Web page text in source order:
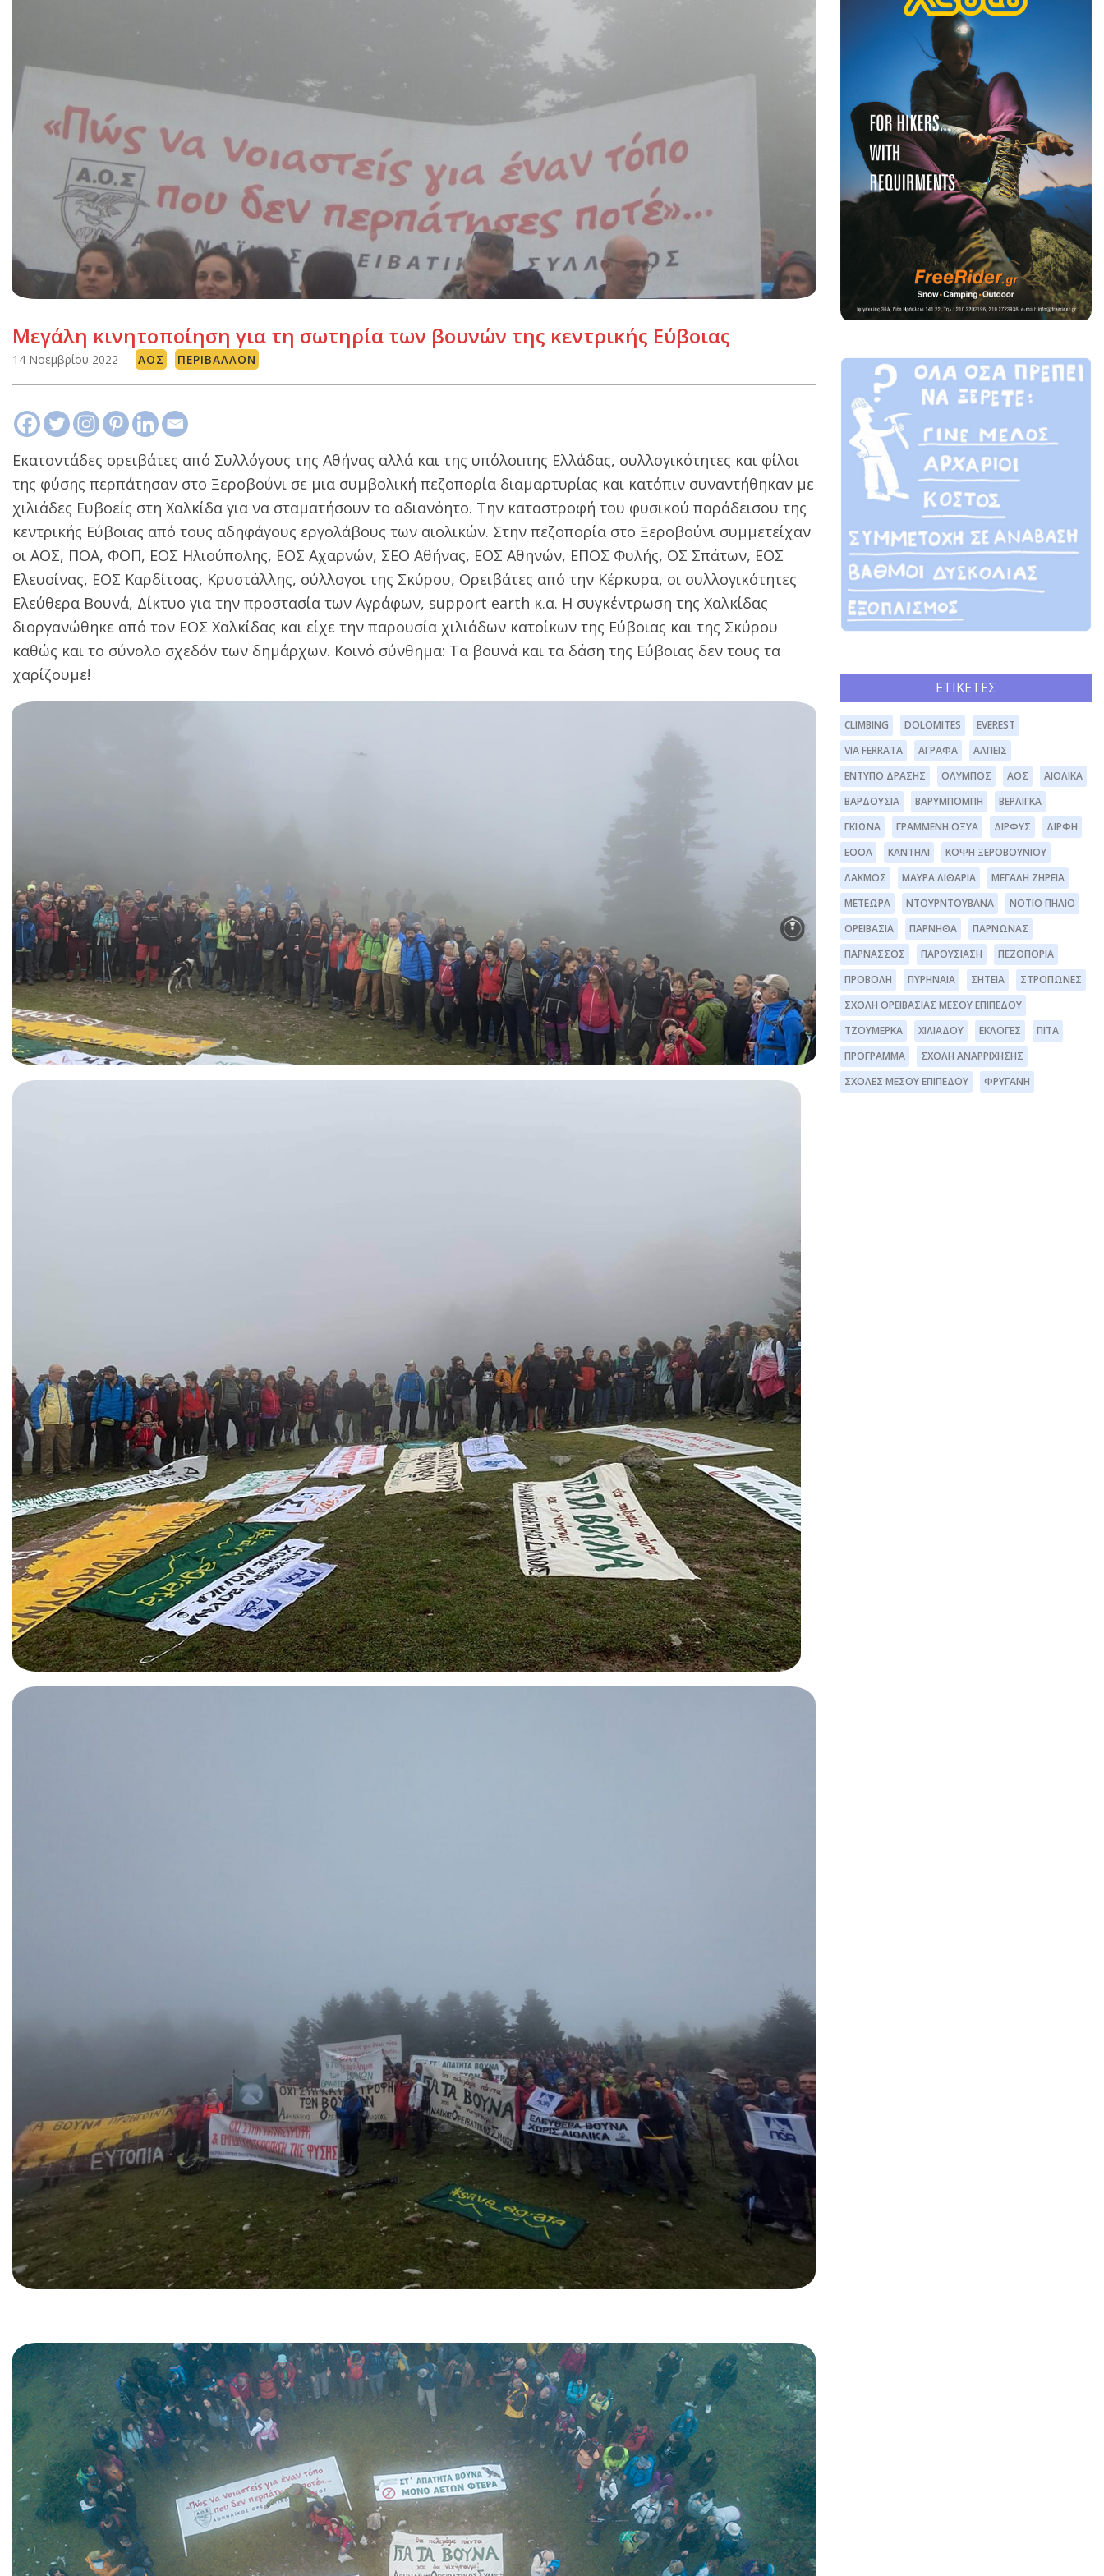
Μεγάλη κινητοποίηση για τη σωτηρία των βουνών της κεντρικής Εύβοιας
14 Νοεμβρίου 2022 ΑΟΣ ΠΕΡΙΒΆΛΛΟΝ
Εκατοντάδες ορειβάτες από Συλλόγους της Αθήνας αλλά και της υπόλοιπης Ελλάδας, συλλογικότητες και φίλοι
της φύσης περπάτησαν στο Ξεροβούνι σε μια συμβολική πεζοπορία διαμαρτυρίας και κατόπιν συναντήθηκαν με
χιλιάδες Ευβοείς στη Χαλκίδα για να σταματήσουν το αδιανόητο. Την καταστροφή του φυσικού παράδεισου της
κεντρικής Εύβοιας από τους αδηφάγους εργολάβους των αιολικών. Στην πεζοπορία στο Ξεροβούνι συμμετείχαν
οι ΑΟΣ, ΠΟΑ, ΦΟΠ, ΕΟΣ Ηλιούπολης, ΕΟΣ Αχαρνών, ΣΕΟ Αθήνας, ΕΟΣ Αθηνών, ΕΠΟΣ Φυλής, ΟΣ Σπάτων, ΕΟΣ
Ελευσίνας, ΕΟΣ Καρδίτσας, Κρυστάλλης, σύλλογοι της Σκύρου, Ορειβάτες από την Κέρκυρα, οι συλλογικότητες
Ελεύθερα Βουνά, Δίκτυο για την προστασία των Αγράφων, support earth κ.α. Η συγκέντρωση της Χαλκίδας
διοργανώθηκε από τον ΕΟΣ Χαλκίδας και είχε την παρουσία χιλιάδων κατοίκων της Εύβοιας και της Σκύρου
καθώς και το σύνολο σχεδόν των δημάρχων. Κοινό σύνθημα: Τα βουνά και τα δάση της Εύβοιας δεν τους τα
χαρίζουμε!
ΕΤΙΚΈΤΕΣ
CLIMBING DOLOMITES
EVEREST
VIA FERRATA
ΆΓΡΑΦΑ
ΆΛΠΕΙΣ
ΈΝΤΥΠΟ ΔΡΆΣΗΣ
ΌΛΥΜΠΟΣ ΑΟΣ
ΑΙΟΛΙΚΆ
ΒΑΡΔΟΎΣΙΑ
ΒΑΡΥΜΠΌΜΠΗ
ΒΕΡΛΊΓΚΑ
ΓΚΙΏΝΑ
ΓΡΑΜΜΈΝΗ ΟΞΥΆ ΔΊΡΦΥΣ
ΔΙΡΦΗ
ΕΟΟΑ
ΚΑΝΤΉΛΙ
ΚΌΨΗ ΞΕΡΟΒΟΥΝΊΟΥ
ΛΆΚΜΟΣ
ΜΑΥΡΑ ΛΙΘΆΡΙΑ
ΜΕΓΆΛΗ ΖΉΡΕΙΑ
ΜΕΤΈΩΡΑ
ΝΤΟΥΡΝΤΟΥΒΆΝΑ
ΝΌΤΙΟ ΠΉΛΙΟ
ΟΡΕΙΒΑΣΊΑ
ΠΆΡΝΗΘΑ
ΠΆΡΝΩΝΑΣ
ΠΑΡΝΑΣΣΌΣ
ΠΑΡΟΥΣΊΑΣΗ
ΠΕΖΟΠΟΡΊΑ
ΠΡΟΒΟΛΉ
ΠΥΡΗΝΑΊΑ ΣΗΤΕΊΑ
ΣΤΡΌΠΩΝΕΣ
ΣΧΟΛΉ ΟΡΕΙΒΑΣΊΑΣ ΜΈΣΟΥ ΕΠΙΠΈΔΟΥ
ΤΖΟΥΜΈΡΚΑ
ΧΙΛΙΑΔΟΎ ΕΚΛΟΓΈΣ
ΠΊΤΑ
ΠΡΌΓΡΑΜΜΑ
ΣΧΟΛΉ ΑΝΑΡΡΊΧΗΣΗΣ
ΣΧΟΛΕΣ ΜΕΣΟΥ ΕΠΙΠΕΔΟΥ
ΦΡΥΓΑΝΗ